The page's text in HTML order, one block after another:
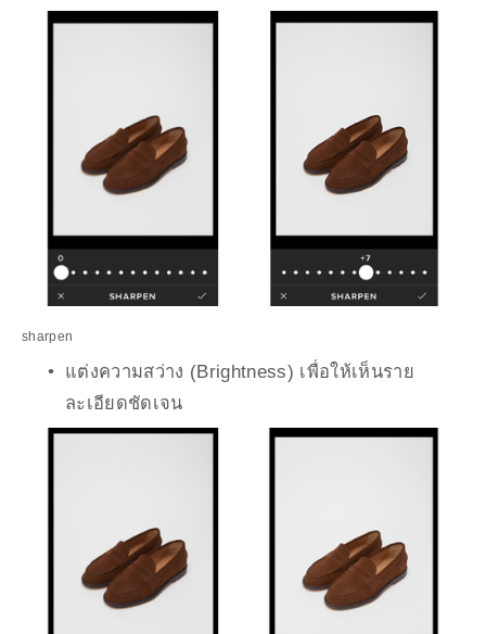
sharpen
แต่งความสว่าง (Brightness) เพื่อให้เห็นราย
ละเอียดชัดเจน